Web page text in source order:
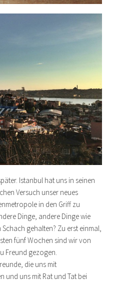
Istanbul hat uns in seinen
Versuch unser neues
in den Griff zu
Dinge, andere Dinge wie
gehalten? Zu erst einmal,
fünf Wochen sind wir von
Freund gezogen.
die uns mit
und uns mit Rat und Tat bei